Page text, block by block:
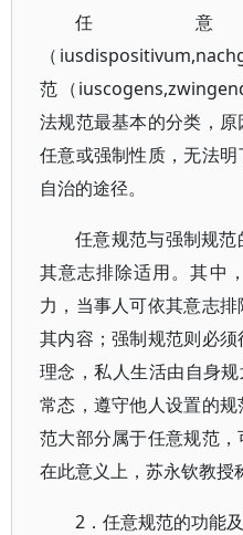
任
（
范（
法规范最基本的分类，
任意或强制性质，无法
自治的途径。
任意规范与强制规
其意志排除适用。其中
力，当事人可依其意志
其内容；强制规范则必
理念，私人生活由自身
常态，遵守他人设置的
范大部分属于任意规范
在此意义上，苏永钦教授
2．任意规范的功能